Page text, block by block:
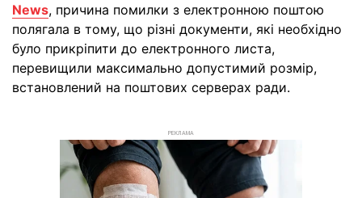
News, причина помилки з електронною поштою
полягала в тому, що різні документи, які необхідно
було прикріпити до електронного листа,
перевищили максимально допустимий розмір,
встановлений на поштових серверах ради.
РЕКЛАМА